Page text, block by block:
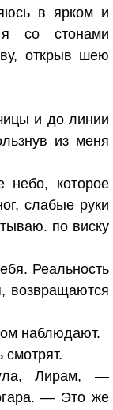
в ярком и
со стонами
открыв шею
и до линии
из меня
небо, которое
слабые руки
по виску
Реальность
возвращаются
наблюдают.
смотрят.
Лирам, —
— Это же